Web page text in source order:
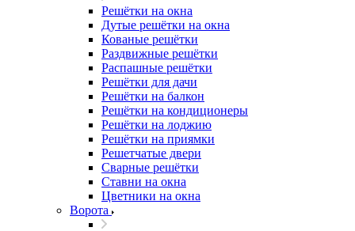
Решётки на окна
Дутые решётки на окна
Кованые решётки
Раздвижные решётки
Распашные решётки
Решётки для дачи
Решётки на балкон
Решётки на кондиционеры
Решётки на лоджию
Решётки на приямки
Решетчатые двери
Сварные решётки
Ставни на окна
Цветники на окна
Ворота